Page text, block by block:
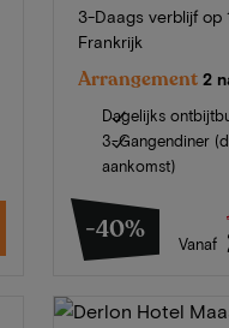
3-Daags verblijf op
Frankrijk
Arrangement 2
Dagelijks
3-Gangendiner
aankomst)
-40% Vanaf